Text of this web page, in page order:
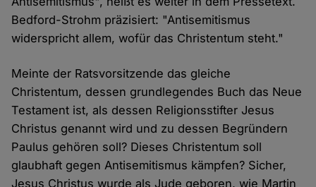
Bedford-Strohm präzisiert: "Antisemitismus
widerspricht allem, wofür das Christentum steht."
Meinte der Ratsvorsitzende das gleiche
Christentum, dessen grundlegendes Buch das Neue
Testament ist, als dessen Religionsstifter Jesus
Christus genannt wird und zu dessen Begründern
Paulus gehören soll? Dieses Christentum soll
glaubhaft gegen Antisemitismus kämpfen? Sicher,
Jesus Christus wurde als Jude geboren, wie Martin